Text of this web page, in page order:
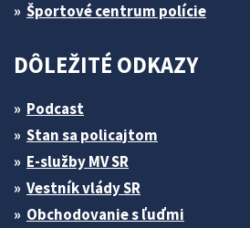
Športové centrum polície
DÔLEŽITÉ ODKAZY
Podcast
Stan sa policajtom
E-služby MV SR
Vestník vlády SR
Obchodovanie s ľuďmi